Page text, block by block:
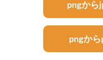
pngから
pngか